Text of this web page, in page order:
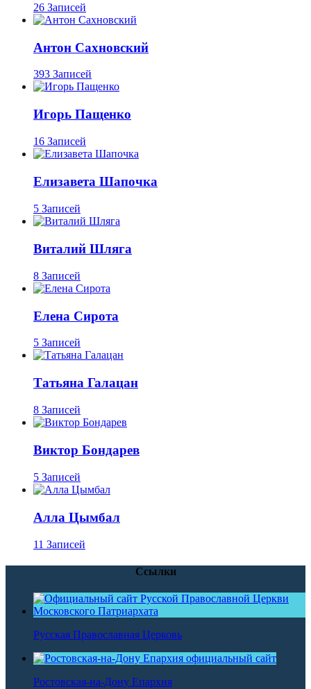
26 Записей
Антон Сахновский
393 Записей
Игорь Пащенко
16 Записей
Елизавета Шапочка
5 Записей
Виталий Шляга
8 Записей
Елена Сирота
5 Записей
Татьяна Галацан
8 Записей
Виктор Бондарев
5 Записей
Алла Цымбал
11 Записей
Ссылки
Русская Православная Церковь
Ростовская-на-Дону Епархия